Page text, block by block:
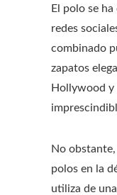
El polo se
redes
combinado
zapatos
Hollywood y
No
polos en la
utiliza de